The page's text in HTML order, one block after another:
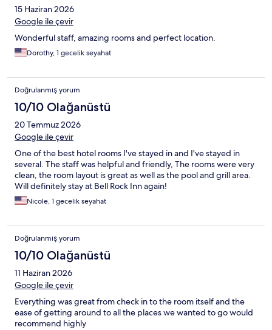
15 Haziran 2026
Google ile çevir
Wonderful staff, amazing rooms and perfect location.
Dorothy, 1 gecelik seyahat
Doğrulanmış yorum
10/10 Olağanüstü
20 Temmuz 2026
Google ile çevir
One of the best hotel rooms I've stayed in and I've stayed in
several. The staff was helpful and friendly, The rooms were very
clean, the room layout is great as well as the pool and grill area.
Will definitely stay at Bell Rock Inn again!
Nicole, 1 gecelik seyahat
Doğrulanmış yorum
10/10 Olağanüstü
11 Haziran 2026
Google ile çevir
Everything was great from check in to the room itself and the
ease of getting around to all the places we wanted to go would
recommend highly